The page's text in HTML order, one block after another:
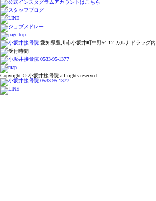
愛知県豊川市小坂井町中野54-12 カルナドラッグ内
Copyright © 小坂井接骨院 all rights reserved.